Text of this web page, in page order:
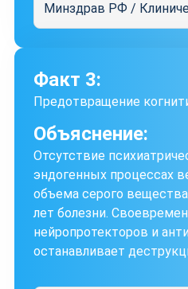
Минздрав РФ /
Факт 3:
Предотвращение
Объяснение:
Отсутствие
эндогенных процессах
объема серого
лет болезни.
нейропротекторов и
останавливает